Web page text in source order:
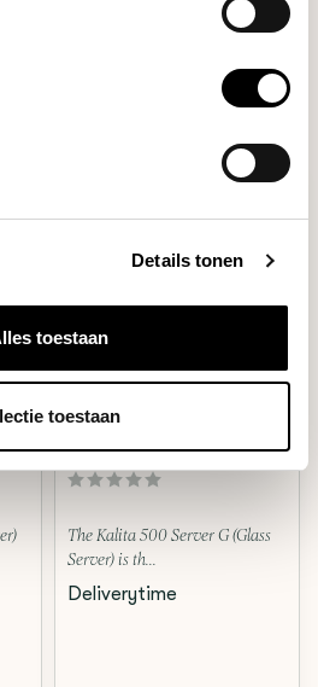
Details tonen
toestaan
toestaan
SERVER 500 G
The Kalita 500 Server G (Glass
Server) is th...
Deliverytime